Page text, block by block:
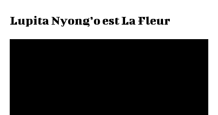
Lupita Nyong’o est La Fleur